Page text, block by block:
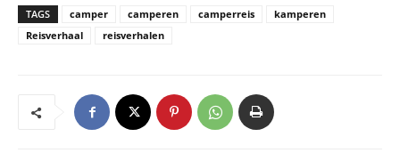
TAGS camper camperen camperreis
kamperen
Reisverhaal
reisverhalen